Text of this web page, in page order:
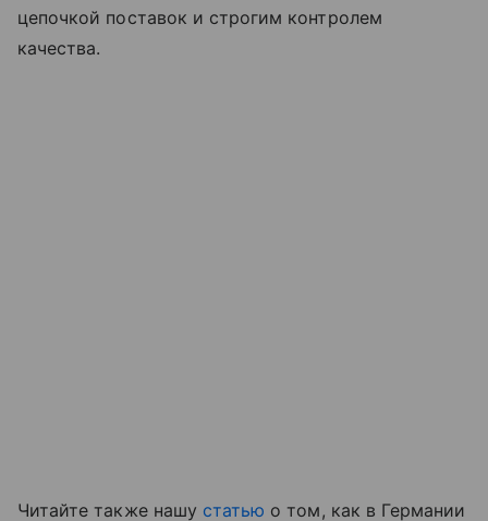
цепочкой поставок и строгим контролем
качества.
Читайте также нашу статью о том, как в Германии